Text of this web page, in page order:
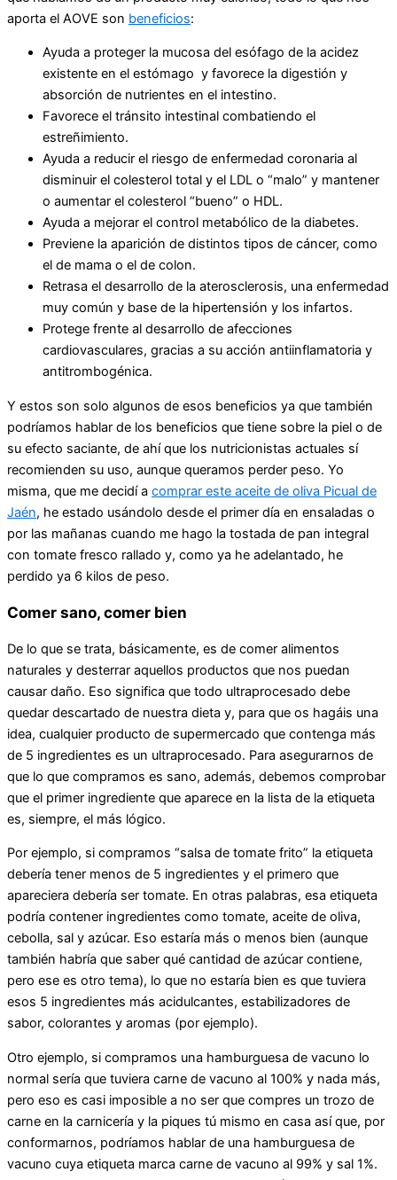
aporta el AOVE son beneficios:
Ayuda a proteger la mucosa del esófago de la acidez
existente en el estómago y favorece la digestión y
absorción de nutrientes en el intestino.
Favorece el tránsito intestinal combatiendo el
estreñimiento.
Ayuda a reducir el riesgo de enfermedad coronaria al
disminuir el colesterol total y el LDL o “malo” y mantener
o aumentar el colesterol “bueno” o HDL.
Ayuda a mejorar el control metabólico de la diabetes.
Previene la aparición de distintos tipos de cáncer, como
el de mama o el de colon.
Retrasa el desarrollo de la aterosclerosis, una enfermedad
muy común y base de la hipertensión y los infartos.
Protege frente al desarrollo de afecciones
cardiovasculares, gracias a su acción antiinflamatoria y
antitrombogénica.
Y estos son solo algunos de esos beneficios ya que también
podríamos hablar de los beneficios que tiene sobre la piel o de
su efecto saciante, de ahí que los nutricionistas actuales sí
recomienden su uso, aunque queramos perder peso. Yo
misma, que me decidí a comprar este aceite de oliva Picual de
Jaén, he estado usándolo desde el primer día en ensaladas o
por las mañanas cuando me hago la tostada de pan integral
con tomate fresco rallado y, como ya he adelantado, he
perdido ya 6 kilos de peso.
Comer sano, comer bien
De lo que se trata, básicamente, es de comer alimentos
naturales y desterrar aquellos productos que nos puedan
causar daño. Eso significa que todo ultraprocesado debe
quedar descartado de nuestra dieta y, para que os hagáis una
idea, cualquier producto de supermercado que contenga más
de 5 ingredientes es un ultraprocesado. Para asegurarnos de
que lo que compramos es sano, además, debemos comprobar
que el primer ingrediente que aparece en la lista de la etiqueta
es, siempre, el más lógico.
Por ejemplo, si compramos “salsa de tomate frito” la etiqueta
debería tener menos de 5 ingredientes y el primero que
apareciera debería ser tomate. En otras palabras, esa etiqueta
podría contener ingredientes como tomate, aceite de oliva,
cebolla, sal y azúcar. Eso estaría más o menos bien (aunque
también habría que saber qué cantidad de azúcar contiene,
pero ese es otro tema), lo que no estaría bien es que tuviera
esos 5 ingredientes más acidulcantes, estabilizadores de
sabor, colorantes y aromas (por ejemplo).
Otro ejemplo, si compramos una hamburguesa de vacuno lo
normal sería que tuviera carne de vacuno al 100% y nada más,
pero eso es casi imposible a no ser que compres un trozo de
carne en la carnicería y la piques tú mismo en casa así que, por
conformarnos, podríamos hablar de una hamburguesa de
vacuno cuya etiqueta marca carne de vacuno al 99% y sal 1%.